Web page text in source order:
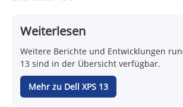
Weiterlesen
Weitere Berichte und Entwicklungen
13 sind in der Übersicht verfügbar.
Mehr zu Dell XPS 13